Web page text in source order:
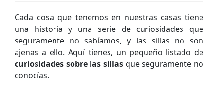
Cada cosa que tenemos en nuestras casas tiene
una historia y una serie de curiosidades que
seguramente no sabíamos, y las sillas no son
ajenas a ello. Aquí tienes, un pequeño listado de
curiosidades sobre las sillas que seguramente no
conocías.